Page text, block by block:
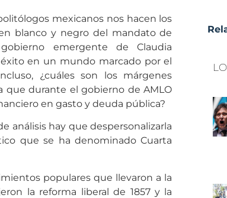
mexicanos nos hacen los
blanco y negro del mandato de
emergente de Claudia
en un mundo marcado por el
¿cuáles son los márgenes
durante el gobierno de AMLO
en gasto y deuda pública?
análisis hay que despersonalizarla
que se ha denominado Cuarta
populares que llevaron a la
la reforma liberal de 1857 y la
LO